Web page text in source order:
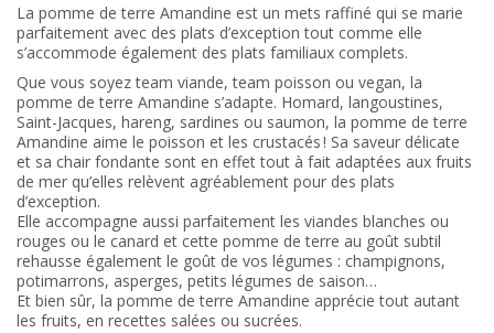
La pomme de terre Amandine est un mets raffiné qui se marie
parfaitement avec des plats d’exception tout comme elle
s’accommode également des plats familiaux complets.
Que vous soyez team viande, team poisson ou vegan, la
pomme de terre Amandine s’adapte. Homard, langoustines,
Saint-Jacques, hareng, sardines ou saumon, la pomme de terre
Amandine aime le poisson et les crustacés ! Sa saveur délicate
et sa chair fondante sont en effet tout à fait adaptées aux fruits
de mer qu’elles relèvent agréablement pour des plats
d’exception.
Elle accompagne aussi parfaitement les viandes blanches ou
rouges ou le canard et cette pomme de terre au goût subtil
rehausse également le goût de vos légumes : champignons,
potimarrons, asperges, petits légumes de saison…
Et bien sûr, la pomme de terre Amandine apprécie tout autant
les fruits, en recettes salées ou sucrées.